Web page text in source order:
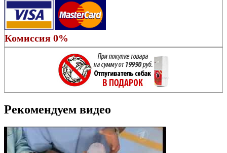
Комиссия 0%
Рекомендуем видео